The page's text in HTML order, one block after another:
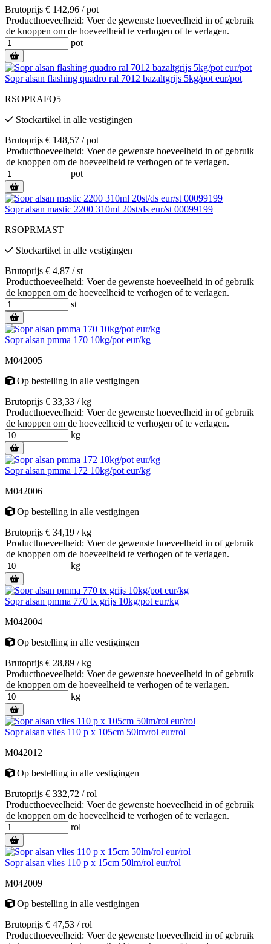
Brutoprijs € 142,96 / pot
Producthoeveelheid: Voer de gewenste hoeveelheid in of gebruik
de knoppen om de hoeveelheid te verhogen of te verlagen.
pot
Sopr alsan flashing quadro ral 7012 bazaltgrijs 5kg/pot eur/pot
RSOPRAFQ5
Stockartikel in alle vestigingen
Brutoprijs € 148,57 / pot
Producthoeveelheid: Voer de gewenste hoeveelheid in of gebruik
de knoppen om de hoeveelheid te verhogen of te verlagen.
pot
Sopr alsan mastic 2200 310ml 20st/ds eur/st 00099199
RSOPRMAST
Stockartikel in alle vestigingen
Brutoprijs € 4,87 / st
Producthoeveelheid: Voer de gewenste hoeveelheid in of gebruik
de knoppen om de hoeveelheid te verhogen of te verlagen.
st
Sopr alsan pmma 170 10kg/pot eur/kg
M042005
Op bestelling in alle vestigingen
Brutoprijs € 33,33 / kg
Producthoeveelheid: Voer de gewenste hoeveelheid in of gebruik
de knoppen om de hoeveelheid te verhogen of te verlagen.
kg
Sopr alsan pmma 172 10kg/pot eur/kg
M042006
Op bestelling in alle vestigingen
Brutoprijs € 34,19 / kg
Producthoeveelheid: Voer de gewenste hoeveelheid in of gebruik
de knoppen om de hoeveelheid te verhogen of te verlagen.
kg
Sopr alsan pmma 770 tx grijs 10kg/pot eur/kg
M042004
Op bestelling in alle vestigingen
Brutoprijs € 28,89 / kg
Producthoeveelheid: Voer de gewenste hoeveelheid in of gebruik
de knoppen om de hoeveelheid te verhogen of te verlagen.
kg
Sopr alsan vlies 110 p x 105cm 50lm/rol eur/rol
M042012
Op bestelling in alle vestigingen
Brutoprijs € 332,72 / rol
Producthoeveelheid: Voer de gewenste hoeveelheid in of gebruik
de knoppen om de hoeveelheid te verhogen of te verlagen.
rol
Sopr alsan vlies 110 p x 15cm 50lm/rol eur/rol
M042009
Op bestelling in alle vestigingen
Brutoprijs € 47,53 / rol
Producthoeveelheid: Voer de gewenste hoeveelheid in of gebruik